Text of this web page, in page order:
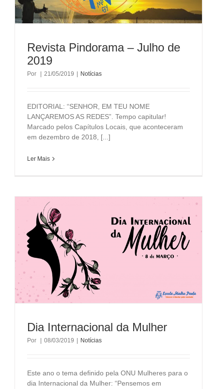
Revista Pindorama – Julho de
2019
Por 21/05/2019 Notícias
EDITORIAL: “SENHOR, EM TEU NOME
LANÇAREMOS AS REDES”. Tempo capitular!
Marcado pelos Capítulos Locais, que aconteceram
em dezembro de 2018, [...]
Ler Mais
Dia Internacional da Mulher
Por 08/03/2019 Notícias
Este ano o tema definido pela ONU Mulheres para o
dia Internacional da Mulher: “Pensemos em